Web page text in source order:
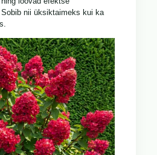
nii üksiktaimeks kui ka